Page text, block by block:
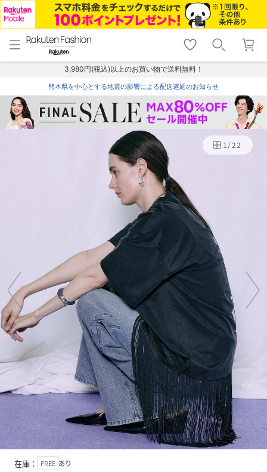
menu home
トップ
shopping_cart lock_outline
ログイン
3,980円(税込)以上のお買い物で送料無料！
熊本県を中心とする地震の影響による配送遅延のお知らせ
1/22
在庫： FREE あり